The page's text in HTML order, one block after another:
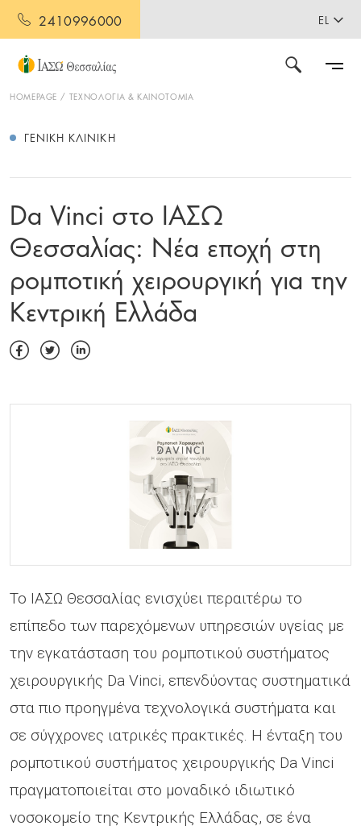
2410996000 EL
HOMEPAGE ΤΕΧΝΟΛΟΓΙΑ & ΚΑΙΝΟΤΟΜΙΑ
ΓΕΝΙΚΉ ΚΛΙΝΙΚΉ
Da Vinci στο ΙΑΣΩ
Θεσσαλίας: Νέα εποχή στη
ρομποτική χειρουργική για την
Κεντρική Ελλάδα
Το ΙΑΣΩ Θεσσαλίας ενισχύει περαιτέρω το
επίπεδο των παρεχόμενων υπηρεσιών υγείας με
την εγκατάσταση του ρομποτικού συστήματος
χειρουργικής Da Vinci, επενδύοντας συστηματικά
στα πιο προηγμένα τεχνολογικά συστήματα και
σε σύγχρονες ιατρικές πρακτικές. Η ένταξη του
ρομποτικού συστήματος χειρουργικής Da Vinci
πραγματοποιείται στο μοναδικό ιδιωτικό
νοσοκομείο της Κεντρικής Ελλάδας, σε ένα